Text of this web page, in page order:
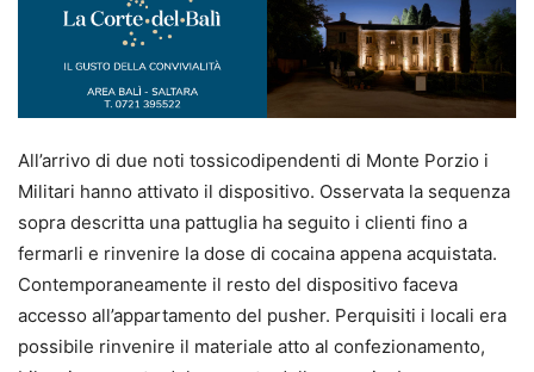
All’arrivo di due noti tossicodipendenti di Monte Porzio i
Militari hanno attivato il dispositivo. Osservata la sequenza
sopra descritta una pattuglia ha seguito i clienti fino a
fermarli e rinvenire la dose di cocaina appena acquistata.
Contemporaneamente il resto del dispositivo faceva
accesso all’appartamento del pusher. Perquisiti i locali era
possibile rinvenire il materiale atto al confezionamento,